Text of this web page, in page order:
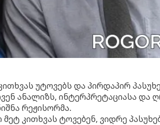
უტოვებს და პირდაპირ
ანალიზს, ინტერპრეტაციასა და
რეჟისორმა.
კითხვას ტოვებენ, ვიდრე